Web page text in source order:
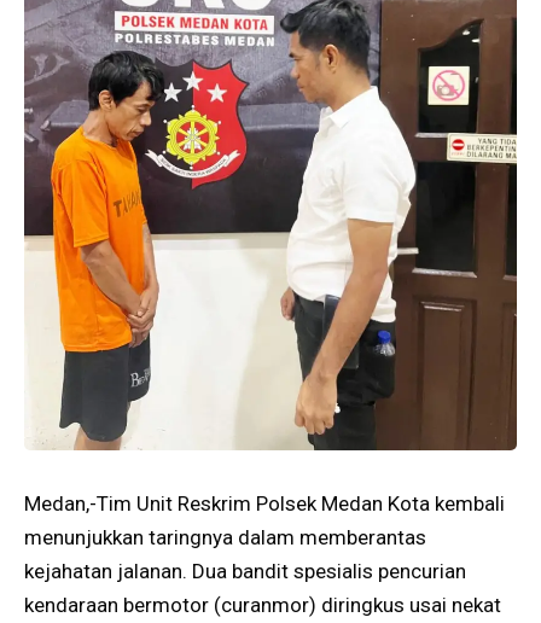
Medan,-Tim Unit Reskrim Polsek Medan Kota kembali
menunjukkan taringnya dalam memberantas
kejahatan jalanan. Dua bandit spesialis pencurian
kendaraan bermotor (curanmor) diringkus usai nekat